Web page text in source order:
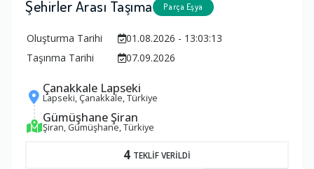
Şehirler Arası Taşıma Parça Eşya
Oluşturma Tarihi
01.08.2026 - 13:03:13
Taşınma Tarihi
07.09.2026
Çanakkale Lapseki
Lapseki, Çanakkale, Türkiye
Gümüşhane Şiran
Şiran, Gümüşhane, Türkiye
4 TEKLİF VERİLDİ